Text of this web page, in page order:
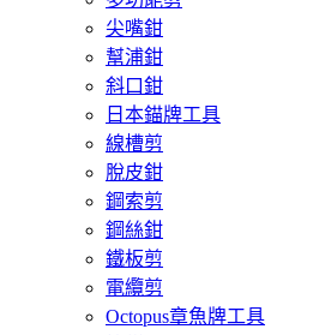
尖嘴鉗
幫浦鉗
斜口鉗
日本錨牌工具
線槽剪
脫皮鉗
鋼索剪
鋼絲鉗
鐵板剪
電纜剪
Octopus章魚牌工具